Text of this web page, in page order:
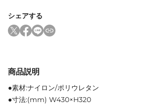
シェアする
商品説明
●素材:ナイロン/ポリウレタン
●寸法:(mm) W430×H320